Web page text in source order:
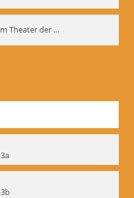
„Warten auf Godot“ am Theater der Saire, Moskau 1980er